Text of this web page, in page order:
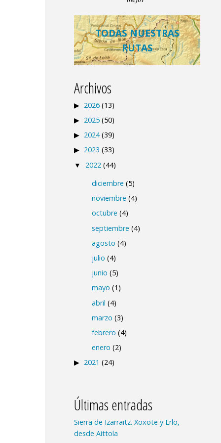
TODAS NUESTRAS
RUTAS
Archivos
2026 (13)
2025 (50)
2024(39)
2023 (33)
2022 (44)
diciembre (5)
noviembre (4)
octubre (4)
septiembre (4)
agosto (4)
julio (4)
junio (5)
mayo (1)
abril (4)
marzo (3)
febrero (4)
enero (2)
2021 (24)
Últimas entradas
Sierra de Izarraitz. Xoxote y Erlo,
desde Aittola